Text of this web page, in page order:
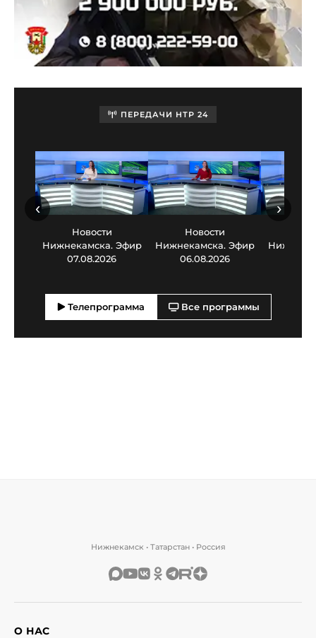
ПЕРЕДАЧИ НТР 24
Новости
Нижнекамска. Эфир
07.08.2026
Новости
Нижнекамска. Эфир
06.08.2026
‹ ›
Телепрограмма Все программы
Нижнекамск • Татарстан • Россия
О НАС